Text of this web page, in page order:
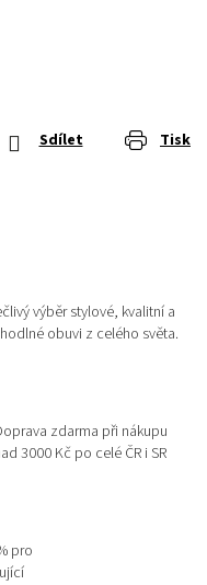
Tisk
Sdílet
výběr stylové, kvalitní a
obuvi z celého světa.
zdarma při nákupu
3000 Kč po celé ČR i SR
pro